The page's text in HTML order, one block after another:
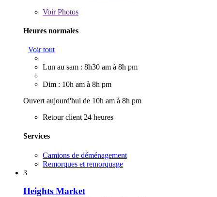
VoirPhotos
Heures normales
Voir tout
Lun au sam : 8h30 am à 8h pm
Dim : 10h am à 8h pm
Ouvert aujourd'hui de 10h am à 8h pm
Retour client 24 heures
Services
Camions de déménagement
Remorques et remorquage
3
Heights Market